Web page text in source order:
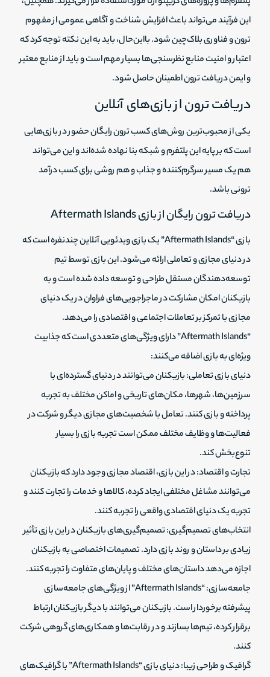
این فرآیند می‌تواند باعث افزایش شناخت و آگاهی عمومی از مفهوم
ترون و فناوری بلاک‌چین شود. بااین‌حال، باید به این نکته توجه کرد که
اعتبار و امنیت منابع نظرسنجی‌ها بسیار مهم است و باید از منابع معتبر
و ایمن دریافت ترون اطمینان حاصل شود.
دریافت ترون از بازی‌های آنلاین
یکی از محبوب‌ترین روش‌های کسب ترون رایگان حضور در بازی‌هایی
است که بر پایه این پلتفرم و شبکه بنا نهاده شده‌اند و این می‌تواند
هم یک مسیر سرگرم‌کننده و جذاب و هم روشی برای کسب درآمد
ترونی باشد.
دریافت ترون رایگان از بازی Aftermath Islands
بازی “Aftermath Islands” یک بازی ویدئویی آنلاین چندنفره است که
در دنیای مجازی و تعاملی ارائه می‌شود. این بازی توسط تیم
توسعه‌دهندگان مستقل طراحی و توسعه داده شده است و به
بازیکنان امکان مشارکت در ماجراجویی‌های فراوان در یک دنیای
مجازی با تمرکز بر تعاملات اجتماعی و اقتصادی را می‌دهد.
“Aftermath Islands” دارای ویژگی‌های متعددی است که جذابیت
ویژه‌ای به بازی اضافه می‌کنند:
دنیای بازی تعاملی: بازیکنان می‌توانند در دنیای گسترده‌ای با
سرزمین‌ها، شهرها، مکان‌های تاریخی و اماکن مختلف به تجربه
پرداخته و بازی کنند. تعامل با شخصیت‌های مجازی دیگر و شرکت در
فعالیت‌ها و وظایف مختلف ممکن است تجربه بازی را بسیار
تنوع‌بخش کند.
تجارت و اقتصاد: در این بازی، اقتصاد مجازی وجود دارد که بازیکنان
می‌توانند مشاغل مختلفی ایجاد کرده، کالاها و خدمات را تجارت کنند و
تجربه یک دنیای اقتصادی واقعی را تجربه کنند.
انتخاب‌های تصمیم‌گیری: تصمیم‌گیری‌های بازیکنان در این بازی تأثیر
زیادی بر داستان و روند بازی دارد. تصمیمات اختصاصی به بازیکنان
اجازه می‌دهد داستان‌های مختلف و پایان‌های متفاوت را تجربه کنند.
جامعه‌سازی: “Aftermath Islands” از ویژگی‌های جامعه‌سازی
پیشرفته برخوردار است. بازیکنان می‌توانند با دیگر بازیکنان ارتباط
برقرار کرده، تیم‌ها بسازند و در رقابت‌ها و همکاری‌های گروهی شرکت
کنند.
گرافیک و طراحی زیبا: دنیای بازی “Aftermath Islands” با گرافیک‌های